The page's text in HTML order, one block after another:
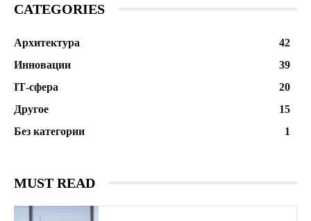
CATEGORIES
Архитектура
42
Инновации
39
ІТ-сфера
20
Другое
15
Без категории
1
MUST READ